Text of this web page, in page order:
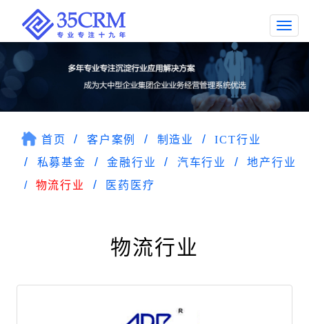
首页 客户案例 制造业
ICT行业
私募基金
金融行业 汽车行业
地产行业
物流行业
医药医疗
物流行业